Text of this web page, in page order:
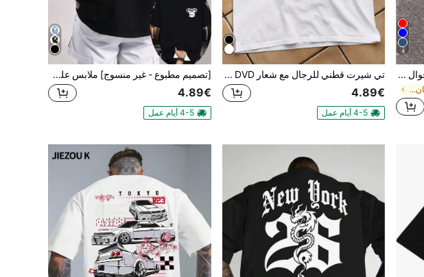
4
ملابس فريش تي شيرت رجالي كاجوال بأكمام قصيرة، يجمع بين فن السيارات والدراجات النارية مع تصميم حديث، يتميز ب-،شحن مجاني،أفضل،هدية للرجل
في طباعة حرف قمصان رجالية
تي شيرت قطني للرجال مع شعار DVD فيديو نوستالجيا أخضر، تي شيرت ألعاب ريترو، جمالية الألفينات، تي شيرت كاجوال للرجال، شحن مجاني، توب، هدية للرجل
4.89€
4-5 أيام عمل
[تصميم مطبوع - غير منسوج] ملابس علوية تي شيرت رجالي بأكمام قصيرة مع صورة غوريلا غاضبة - نمط كبير على الظهر وتصميم أمامي - W، شحن مجاني، ملابس علوية، هدية للرجال
4.89€
4-5 أيام عمل